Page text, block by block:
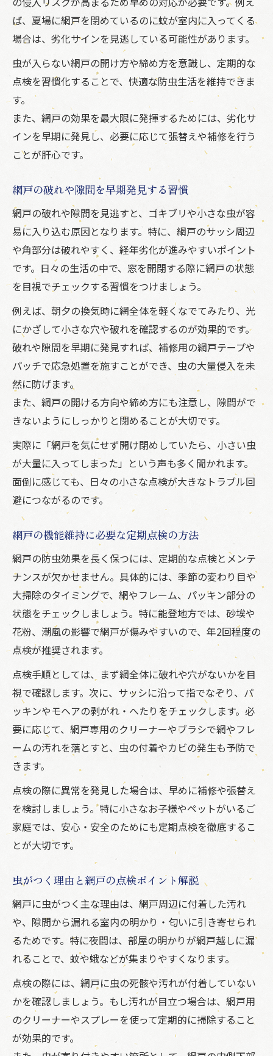
ば、夏場に網戸を閉めているのに蚊が室内に入ってくる
場合は、劣化サインを見逃している可能性があります。
虫が入らない網戸の開け方や締め方を意識し、定期的な
点検を習慣化することで、快適な防虫生活を維持できま
す。
また、網戸の効果を最大限に発揮するためには、劣化サ
インを早期に発見し、必要に応じて張替えや補修を行う
ことが肝心です。
網戸の破れや隙間を早期発見する習慣
網戸の破れや隙間を見逃すと、ゴキブリや小さな虫が容
易に入り込む原因となります。特に、網戸のサッシ周辺
や角部分は破れやすく、経年劣化が進みやすいポイント
です。日々の生活の中で、窓を開閉する際に網戸の状態
を目視でチェックする習慣をつけましょう。
例えば、朝夕の換気時に網全体を軽くなでてみたり、光
にかざして小さな穴や破れを確認するのが効果的です。
破れや隙間を早期に発見すれば、補修用の網戸テープや
パッチで応急処置を施すことができ、虫の大量侵入を未
然に防げます。
また、網戸の開ける方向や締め方にも注意し、隙間がで
きないようにしっかりと閉めることが大切です。
実際に「網戸を気にせず開け閉めしていたら、小さい虫
が大量に入ってしまった」という声も多く聞かれます。
面倒に感じても、日々の小さな点検が大きなトラブル回
避につながるのです。
網戸の機能維持に必要な定期点検の方法
網戸の防虫効果を長く保つには、定期的な点検とメンテ
ナンスが欠かせません。具体的には、季節の変わり目や
大掃除のタイミングで、網やフレーム、パッキン部分の
状態をチェックしましょう。特に能登地方では、砂埃や
花粉、潮風の影響で網戸が傷みやすいので、年2回程度の
点検が推奨されます。
点検手順としては、まず網全体に破れや穴がないかを目
視で確認します。次に、サッシに沿って指でなぞり、パ
ッキンやモヘアの剥がれ・へたりをチェックします。必
要に応じて、網戸専用のクリーナーやブラシで網やフレ
ームの汚れを落とすと、虫の付着やカビの発生も予防で
きます。
点検の際に異常を発見した場合は、早めに補修や張替え
を検討しましょう。特に小さなお子様やペットがいるご
家庭では、安心・安全のためにも定期点検を徹底するこ
とが大切です。
虫がつく理由と網戸の点検ポイント解説
網戸に虫がつく主な理由は、網戸周辺に付着した汚れ
や、隙間から漏れる室内の明かり・匂いに引き寄せられ
るためです。特に夜間は、部屋の明かりが網戸越しに漏
れることで、蚊や蛾などが集まりやすくなります。
点検の際には、網戸に虫の死骸や汚れが付着していない
かを確認しましょう。もし汚れが目立つ場合は、網戸用
のクリーナーやスプレーを使って定期的に掃除すること
が効果的です。